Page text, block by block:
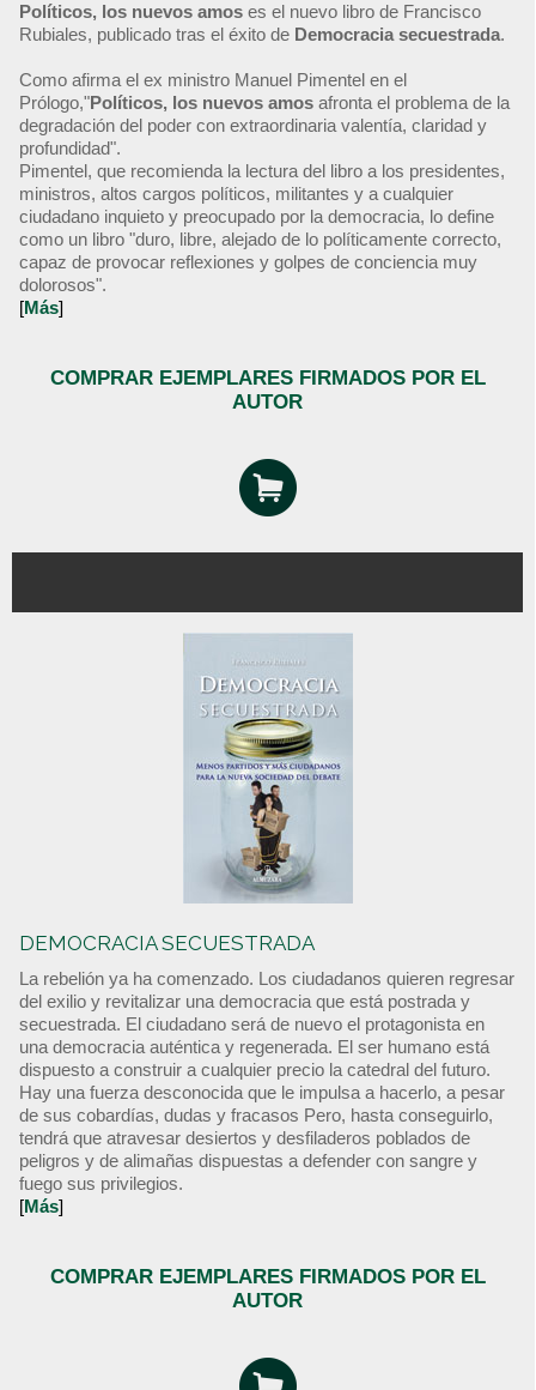
Políticos, los nuevos amos es el nuevo libro de Francisco
Rubiales, publicado tras el éxito de Democracia secuestrada.
Como afirma el ex ministro Manuel Pimentel en el
Prólogo,"Políticos, los nuevos amos afronta el problema de la
degradación del poder con extraordinaria valentía, claridad y
profundidad".
Pimentel, que recomienda la lectura del libro a los presidentes,
ministros, altos cargos políticos, militantes y a cualquier
ciudadano inquieto y preocupado por la democracia, lo define
como un libro "duro, libre, alejado de lo políticamente correcto,
capaz de provocar reflexiones y golpes de conciencia muy
dolorosos".
[Más]
COMPRAR EJEMPLARES FIRMADOS POR EL
AUTOR
DEMOCRACIA SECUESTRADA
La rebelión ya ha comenzado. Los ciudadanos quieren regresar
del exilio y revitalizar una democracia que está postrada y
secuestrada. El ciudadano será de nuevo el protagonista en
una democracia auténtica y regenerada. El ser humano está
dispuesto a construir a cualquier precio la catedral del futuro.
Hay una fuerza desconocida que le impulsa a hacerlo, a pesar
de sus cobardías, dudas y fracasos Pero, hasta conseguirlo,
tendrá que atravesar desiertos y desfiladeros poblados de
peligros y de alimañas dispuestas a defender con sangre y
fuego sus privilegios.
[Más]
COMPRAR EJEMPLARES FIRMADOS POR EL
AUTOR